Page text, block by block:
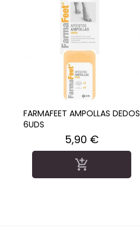
FARMAFEET AMPOLLAS DEDOS
6UDS
Precio
5,90 €
